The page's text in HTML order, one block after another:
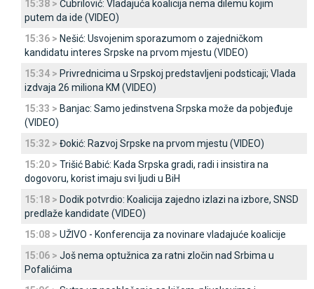
15:38 > Čubrilović: Vladajuća koalicija nema dilemu kojim
putem da ide (VIDEO)
15:36 > Nešić: Usvojenim sporazumom o zajedničkom
kandidatu interes Srpske na prvom mjestu (VIDEO)
15:34 > Privrednicima u Srpskoj predstavljeni podsticaji; Vlada
izdvaja 26 miliona KM (VIDEO)
15:33 > Banjac: Samo jedinstvena Srpska može da pobjeđuje
(VIDEO)
15:32 > Đokić: Razvoj Srpske na prvom mjestu (VIDEO)
15:20 > Trišić Babić: Kada Srpska gradi, radi i insistira na
dogovoru, korist imaju svi ljudi u BiH
15:18 > Dodik potvrdio: Koalicija zajedno izlazi na izbore, SNSD
predlaže kandidate (VIDEO)
15:08 > UŽIVO - Konferencija za novinare vladajuće koalicije
15:06 > Јoš nema optužnica za ratni zločin nad Srbima u
Pofalićima